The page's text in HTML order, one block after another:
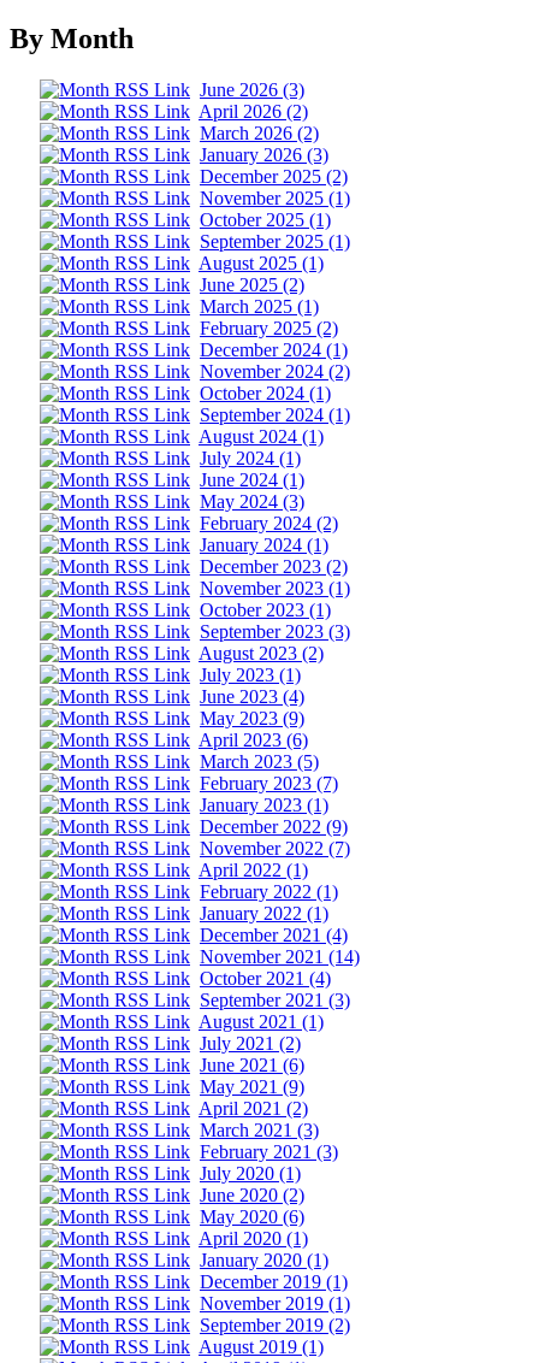
By Month
June 2026 (3)
April 2026 (2)
March 2026 (2)
January 2026 (3)
December 2025 (2)
November 2025 (1)
October 2025 (1)
September 2025 (1)
August 2025 (1)
June 2025 (2)
March 2025 (1)
February 2025 (2)
December 2024 (1)
November 2024 (2)
October 2024 (1)
September 2024 (1)
August 2024 (1)
July 2024 (1)
June 2024 (1)
May 2024 (3)
February 2024 (2)
January 2024 (1)
December 2023 (2)
November 2023 (1)
October 2023 (1)
September 2023 (3)
August 2023 (2)
July 2023 (1)
June 2023 (4)
May 2023 (9)
April 2023 (6)
March 2023 (5)
February 2023 (7)
January 2023 (1)
December 2022 (9)
November 2022 (7)
April 2022 (1)
February 2022 (1)
January 2022 (1)
December 2021 (4)
November 2021 (14)
October 2021 (4)
September 2021 (3)
August 2021 (1)
July 2021 (2)
June 2021 (6)
May 2021 (9)
April 2021 (2)
March 2021 (3)
February 2021 (3)
July 2020 (1)
June 2020 (2)
May 2020 (6)
April 2020 (1)
January 2020 (1)
December 2019 (1)
November 2019 (1)
September 2019 (2)
August 2019 (1)